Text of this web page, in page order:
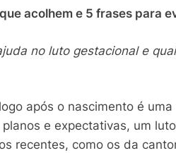
acolhem e 5 frases para
no luto gestacional e
após o nascimento é
e expectativas, um
recentes, como os da